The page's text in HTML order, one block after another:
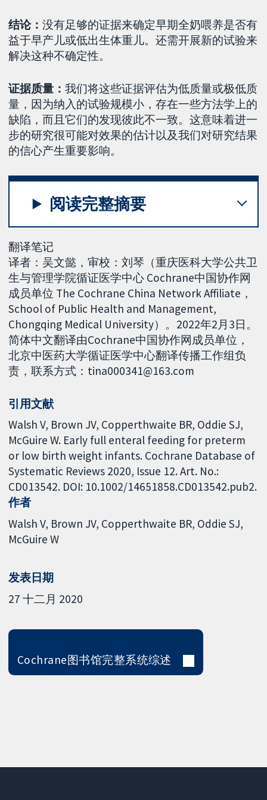
结论：没有足够的证据来确定早期全奶喂养是否有
益于早产儿或低出生体重儿。还需开展新的试验来
解决这种不确定性。
证据质量：我们将这些证据评估为低质量或极低质
量，因为纳入的试验规模小，存在一些方法学上的
缺陷，而且它们的发现彼此不一致。这意味着进一
步的研究很可能对效果的估计以及我们对研究结果
的信心产生重要影响。
阅读完整摘要
翻译笔记
译者：吴文懿，审校：刘琴（重庆医科大学公共卫
生与管理学院循证医学中心 Cochrane中国协作网
成员单位 The Cochrane China Network Affiliate，
School of Public Health and Management,
Chongqing Medical University）。2022年2月3日。
简体中文翻译由Cochrane中国协作网成员单位，
北京中医药大学循证医学中心翻译传播工作组负
责，联系方式：tina000341@163.com
引用文献
Walsh V, Brown JV, Copperthwaite BR, Oddie SJ,
McGuire W. Early full enteral feeding for preterm
or low birth weight infants. Cochrane Database of
Systematic Reviews 2020, Issue 12. Art. No.:
CD013542. DOI: 10.1002/14651858.CD013542.pub2.
作者
Walsh V Brown JV Copperthwaite BR Oddie SJ
McGuire W
发表日期
27 十二月 2020
Cochrane图书馆完整系统综述